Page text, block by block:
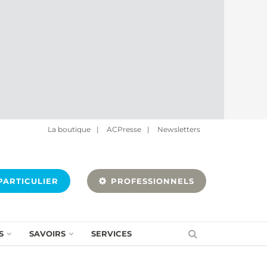
La boutique | ACPresse | Newsletters
PROFESSIONNELS
SAVOIRS SERVICES